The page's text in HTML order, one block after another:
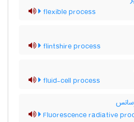
flexible process
flintshire process
fluid-cell process
Fluorescence radiative